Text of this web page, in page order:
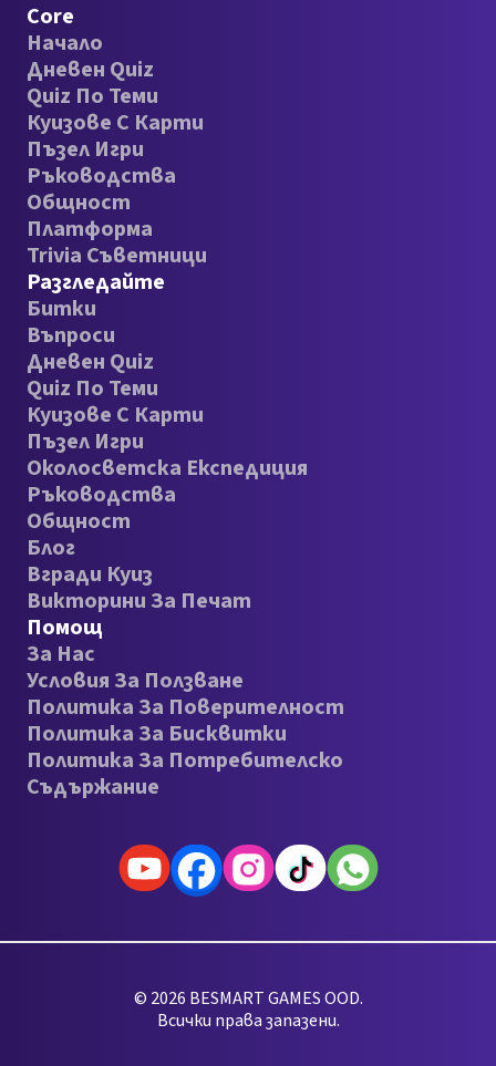
Core
Начало
Дневен Quiz
Quiz По Теми
Куизове С Карти
Пъзел Игри
Ръководства
Общност
Платформа
Trivia Съветници
Разгледайте
Битки
Въпроси
Дневен Quiz
Quiz По Теми
Куизове С Карти
Пъзел Игри
Околосветска Експедиция
Ръководства
Общност
Блог
Вгради Куиз
Викторини За Печат
Помощ
За Нас
Условия За Ползване
Политика За Поверителност
Политика За Бисквитки
Политика За Потребителско
Съдържание
© 2026 BESMART GAMES OOD.
Всички права запазени.